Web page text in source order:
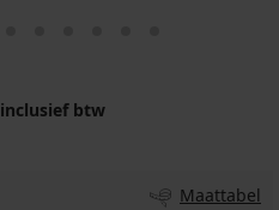
inclusief btw
Maattabel